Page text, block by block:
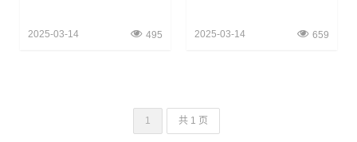
2025-03-14 495 2025-03-14 659
1 共 1 页